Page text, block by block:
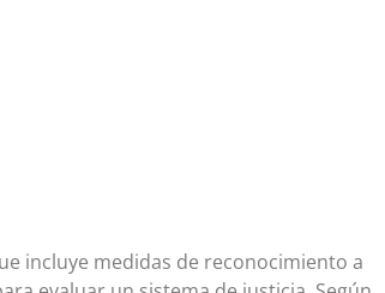
incluye medidas de reconocimiento a